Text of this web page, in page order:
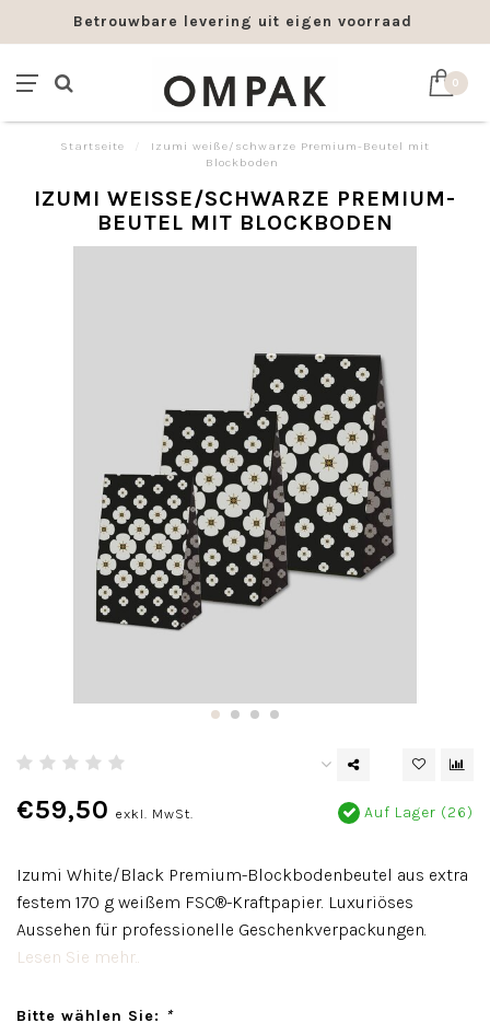
Betrouwbare levering uit eigen voorraad
0
Startseite
Izumi weiße/schwarze Premium-Beutel mit
Blockboden
IZUMI WEISSE/SCHWARZE PREMIUM-B
EUTEL MIT BLOCKBODEN
€59,50 exkl. MwSt. Auf Lager (26)
Izumi White/Black Premium-Blockbodenbeutel aus extra
festem 170 g weißem FSC®-Kraftpapier. Luxuriöses
Aussehen für professionelle Geschenkverpackungen.
Lesen Sie mehr..
Bitte wählen Sie: *